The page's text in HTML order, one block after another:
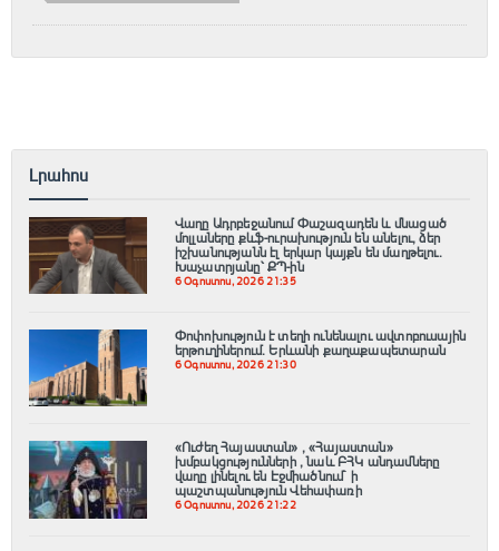
Լրահոս
Վաղը Ադրբեջանում Փաշազադեն և մնացած
մոլլաները քևֆ-ուրախություն են անելու, ձեր
իշխանությանն էլ երկար կայքն են մաղթելու.
Խաչատրյանը՝ ՔՊ-ին
6 Օգոստոս, 2026 21:35
Փոփոխություն է տեղի ունենալու ավտոբուսային
երթուղիներում․ Երևանի քաղաքապետարան
6 Օգոստոս, 2026 21:30
«Ուժեղ Հայաստան» , «Հայաստան»
խմբակցությունների , նաև ԲՀԿ անդամները
վաղը լինելու են Էջմիածնում` ի
պաշտպանություն Վեհափառի
6 Օգոստոս, 2026 21:22